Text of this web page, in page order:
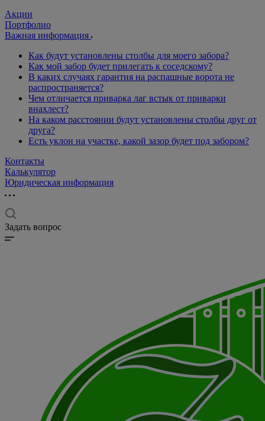
Акции
Портфолио
Важная информация
Как будут установлены столбы для моего забора?
Как мой забор будет прилегать к соседскому?
В каких случаях гарантия на распашные ворота не
распространяется?
Чем отличается приварка лаг встык от приварки
внахлест?
На каком расстоянии будут установлены столбы друг от
друга?
Есть уклон на участке, какой зазор будет под забором?
Контакты
Калькулятор
Юридическая информация
Задать вопрос